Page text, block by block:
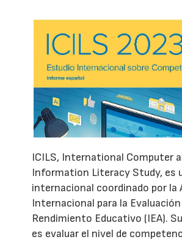
ICILS, International Computer
Information Literacy Study, es
internacional coordinado por la
Internacional para la Evaluación
Rendimiento Educativo (IEA).
es evaluar el nivel de